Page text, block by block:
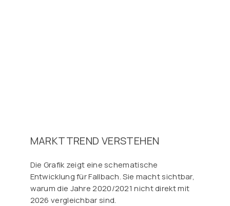
MARKTTREND VERSTEHEN
Die Grafik zeigt eine schematische
Entwicklung für Fallbach. Sie macht sichtbar,
warum die Jahre 2020/2021 nicht direkt mit
2026 vergleichbar sind.